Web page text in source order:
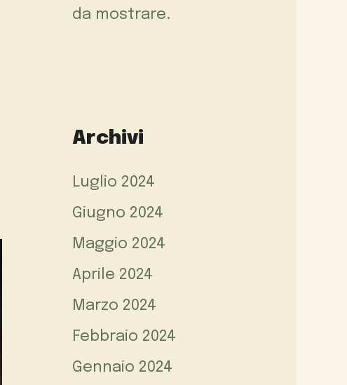
da mostrare.
Archivi
Luglio 2024
Giugno 2024
Maggio 2024
Aprile 2024
Marzo 2024
Febbraio 2024
Gennaio 2024